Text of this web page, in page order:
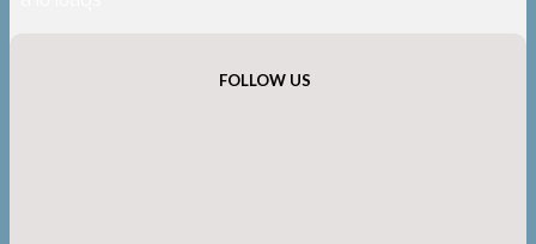
FOLLOW US